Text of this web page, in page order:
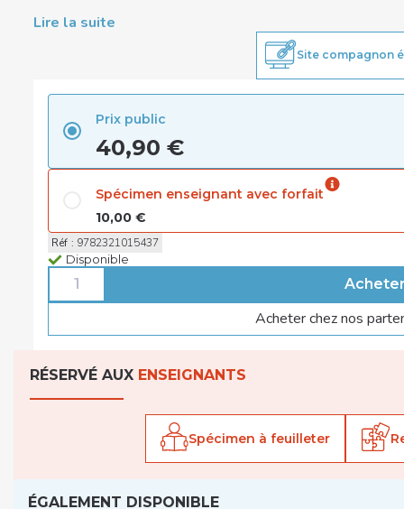
Lire la suite
Site compagnon
Prix public
40,90 €
Spécimen enseignant avec forfait
10,00 €
Réf : 9782321015437
Disponible
Acheter chez nos
RÉSERVÉ AUX ENSEIGNANTS
Spécimen à feuilleter
ÉGALEMENT DISPONIBLE